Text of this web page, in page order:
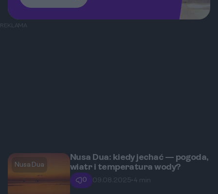
REKLAMA
Nusa Dua
Nusa Dua: kiedy jechać — pogoda,
wiatr i temperatura wody?
0 09.08.2025• 4 min